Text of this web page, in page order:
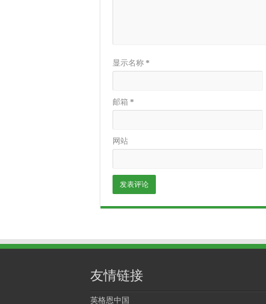
显示名称 *
邮箱 *
网站
友情链接
英格恩中国